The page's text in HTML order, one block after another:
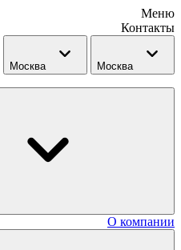
Меню
Контакты
Москва Москва
О компании